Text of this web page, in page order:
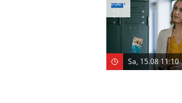
Sa, 15.08 11:10